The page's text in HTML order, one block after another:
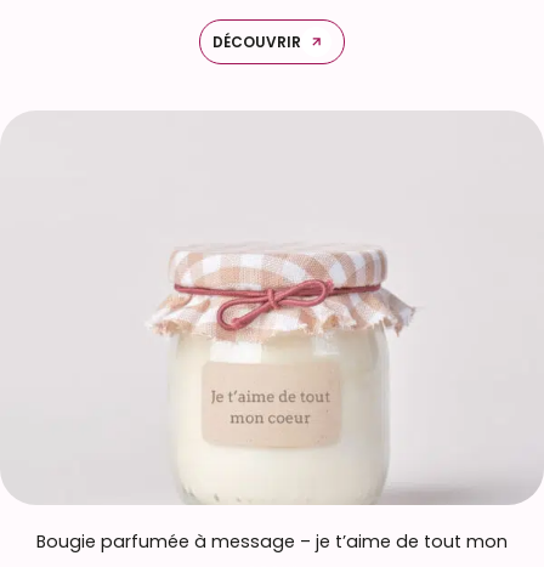
DÉCOUVRIR
Bougie parfumée à message – je t’aime de tout mon